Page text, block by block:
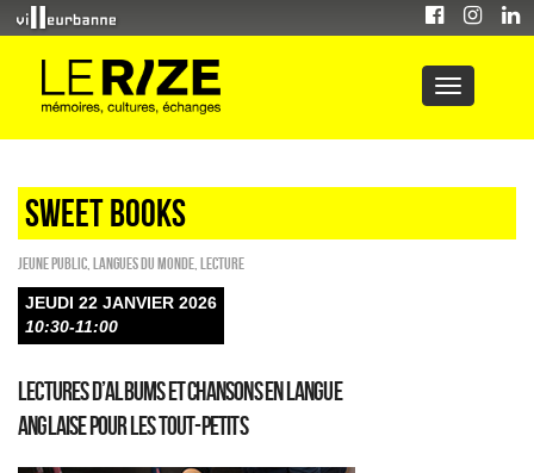
sweet books
Jeune public Langues du monde Lecture
JEUDI 22 JANVIER 2026
10:30-11:00
Lectures d’albums et chansons en langue
anglaise pour les tout-petits